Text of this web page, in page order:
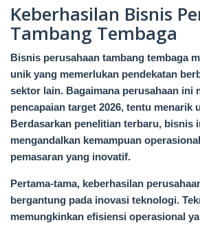
Keberhasilan Bisnis
Tambang Tembaga
Bisnis perusahaan tambang tembaga
unik yang memerlukan pendekatan
sektor lain. Bagaimana perusahaan ini
pencapaian target 2026, tentu menarik
Berdasarkan penelitian terbaru, bisnis
mengandalkan kemampuan
pemasaran yang inovatif.
Pertama-tama, keberhasilan
bergantung pada inovasi teknologi.
memungkinkan efisiensi operasional